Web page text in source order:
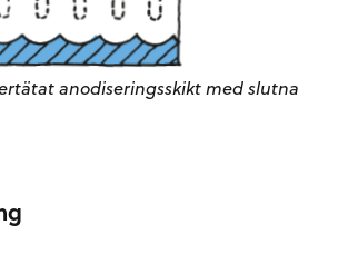
anodiseringsskikt med slutna